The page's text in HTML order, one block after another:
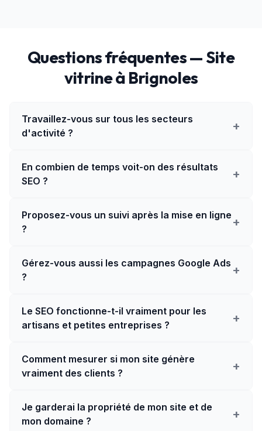
Questions fréquentes — Site
vitrine à Brignoles
Travaillez-vous sur tous les secteurs
d'activité ?
+
En combien de temps voit-on des résultats
SEO ?
+
Proposez-vous un suivi après la mise en ligne
?
+
Gérez-vous aussi les campagnes Google Ads
?
+
Le SEO fonctionne-t-il vraiment pour les
artisans et petites entreprises ?
+
Comment mesurer si mon site génère
vraiment des clients ?
+
Je garderai la propriété de mon site et de
mon domaine ?
+